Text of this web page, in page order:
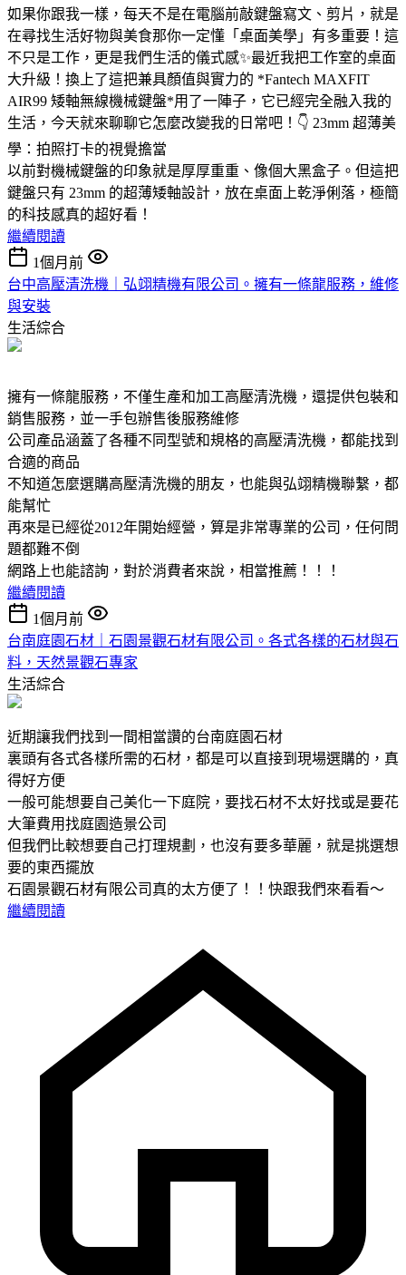
如果你跟我一樣，每天不是在電腦前敲鍵盤寫文、剪片，就是
在尋找生活好物與美食那你一定懂「桌面美學」有多重要！這
不只是工作，更是我們生活的儀式感✨最近我把工作室的桌面
大升級！換上了這把兼具顏值與實力的 *Fantech MAXFIT
AIR99 矮軸無線機械鍵盤*用了一陣子，它已經完全融入我的
生活，今天就來聊聊它怎麼改變我的日常吧！👇 23mm 超薄美
學：拍照打卡的視覺擔當
以前對機械鍵盤的印象就是厚厚重重、像個大黑盒子。但這把
鍵盤只有 23mm 的超薄矮軸設計，放在桌面上乾淨俐落，極簡
的科技感真的超好看！
繼續閱讀
1個月前
台中高壓清洗機｜弘翊精機有限公司。擁有一條龍服務，維修
與安裝
生活綜合
擁有一條龍服務，不僅生產和加工高壓清洗機，還提供包裝和
銷售服務，並一手包辦售後服務維修
公司產品涵蓋了各種不同型號和規格的高壓清洗機，都能找到
合適的商品
不知道怎麼選購高壓清洗機的朋友，也能與弘翊精機聯繫，都
能幫忙
再來是已經從2012年開始經營，算是非常專業的公司，任何問
題都難不倒
網路上也能諮詢，對於消費者來說，相當推薦！！！
繼續閱讀
1個月前
台南庭園石材｜石園景觀石材有限公司。各式各樣的石材與石
料，天然景觀石專家
生活綜合
近期讓我們找到一間相當讚的台南庭園石材
裏頭有各式各樣所需的石材，都是可以直接到現場選購的，真
得好方便
一般可能想要自己美化一下庭院，要找石材不太好找或是要花
大筆費用找庭園造景公司
但我們比較想要自己打理規劃，也沒有要多華麗，就是挑選想
要的東西擺放
石園景觀石材有限公司真的太方便了！！快跟我們來看看～
繼續閱讀